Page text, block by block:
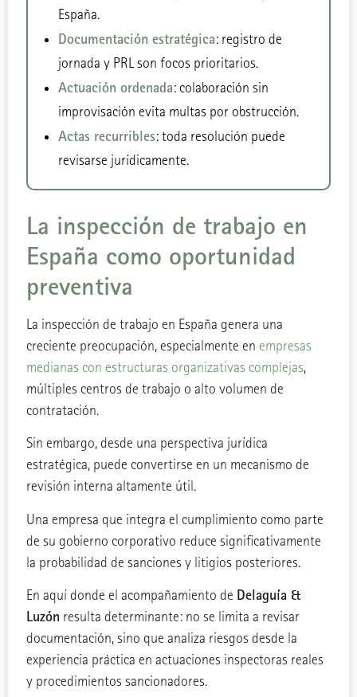
España.
Documentación estratégica: registro de
jornada y PRL son focos prioritarios.
Actuación ordenada: colaboración sin
improvisación evita multas por obstrucción.
Actas recurribles: toda resolución puede
revisarse jurídicamente.
La inspección de trabajo en
España como oportunidad
preventiva
La inspección de trabajo en España genera una
creciente preocupación, especialmente en empresas
medianas con estructuras organizativas complejas,
múltiples centros de trabajo o alto volumen de
contratación.
Sin embargo, desde una perspectiva jurídica
estratégica, puede convertirse en un mecanismo de
revisión interna altamente útil.
Una empresa que integra el cumplimiento como parte
de su gobierno corporativo reduce significativamente
la probabilidad de sanciones y litigios posteriores.
En aquí donde el acompañamiento de Delaguía &
Luzón resulta determinante: no se limita a revisar
documentación, sino que analiza riesgos desde la
experiencia práctica en actuaciones inspectoras reales
y procedimientos sancionadores.